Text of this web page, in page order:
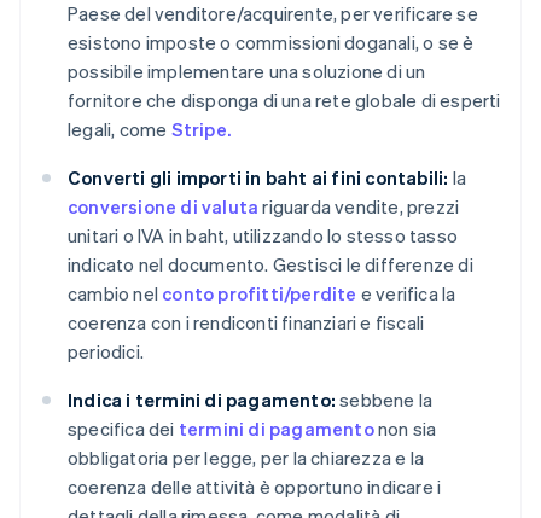
Paese del venditore/acquirente, per verificare se
esistono imposte o commissioni doganali, o se è
possibile implementare una soluzione di un
fornitore che disponga di una rete globale di esperti
legali, come Stripe.
Converti gli importi in baht ai fini contabili: la
conversione di valuta riguarda vendite, prezzi
unitari o IVA in baht, utilizzando lo stesso tasso
indicato nel documento. Gestisci le differenze di
cambio nel conto profitti/perdite e verifica la
coerenza con i rendiconti finanziari e fiscali
periodici.
Indica i termini di pagamento: sebbene la
specifica dei termini di pagamentonon sia
obbligatoria per legge, per la chiarezza e la
coerenza delle attività è opportuno indicare i